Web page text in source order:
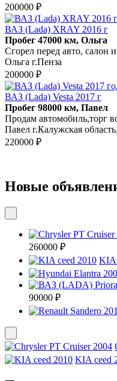
200000 ₽
ВАЗ (Lada) XRAY 2016 г
Пробег 47000 км, Ольга
Сгорел перед авто, салон
Ольга г.Пенза
200000 ₽
ВАЗ (Lada) Vesta 2017 г
Пробег 98000 км, Павел
Продам автомобиль,торг
Павел г.Калужская
220000 ₽
Новые
260000 ₽
KIA
90000 ₽
KIA ceed